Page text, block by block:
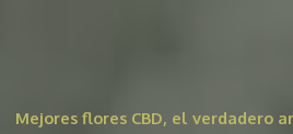
Mejores flores CBD, el verdadero